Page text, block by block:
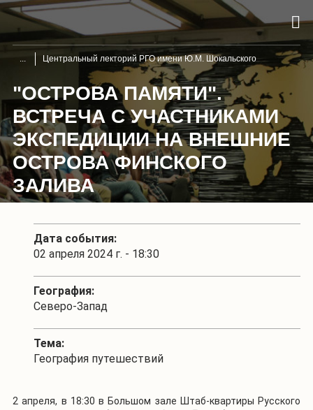
Центральный лекторий РГО имени Ю.М. Шокальского
"ОСТРОВА ПАМЯТИ".
ВСТРЕЧА С УЧАСТНИКАМИ
ЭКСПЕДИЦИИ НА ВНЕШНИЕ
ОСТРОВА ФИНСКОГО
ЗАЛИВА
Дата события:
02 апреля 2024 г. - 18:30
География:
Северо-Запад
Тема:
География путешествий
2 апреля, в 18:30 в Большом зале Штаб-квартиры Русского